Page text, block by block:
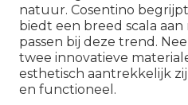
natuur. Cosentino
biedt een breed scala
passen bij deze trend.
twee innovatieve
esthetisch aantrekkelijk
en functioneel.